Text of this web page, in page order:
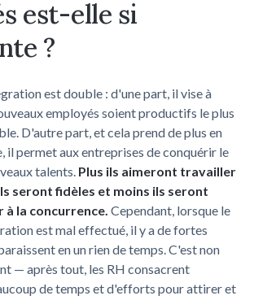
est-elle si
?
est double : d'une part, il vise à
employés soient productifs le plus
D'autre part, et cela prend de plus en
il permet aux entreprises de conquérir le
talents. Plus ils aimeront travailler
seront fidèles et moins ils seront
à la concurrence. Cependant, lorsque le
est mal effectué, il y a de fortes
en un rien de temps. C'est non
— après tout, les RH consacrent
de temps et d'efforts pour attirer et